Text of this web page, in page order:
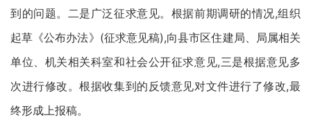
到的问题。二是广泛征求意见。根据前期调研的情况,组织
起草《公布办法》(征求意见稿),向县市区住建局、局属相关
单位、机关相关科室和社会公开征求意见,三是根据意见多
次进行修改。根据收集到的反馈意见对文件进行了修改,最
终形成上报稿。